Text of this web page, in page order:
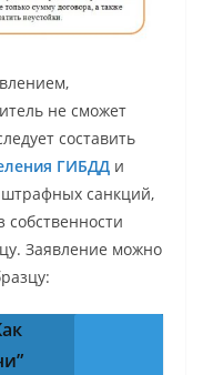
не сможет
составить
ГИБДД и
санкций,
Заявление можно